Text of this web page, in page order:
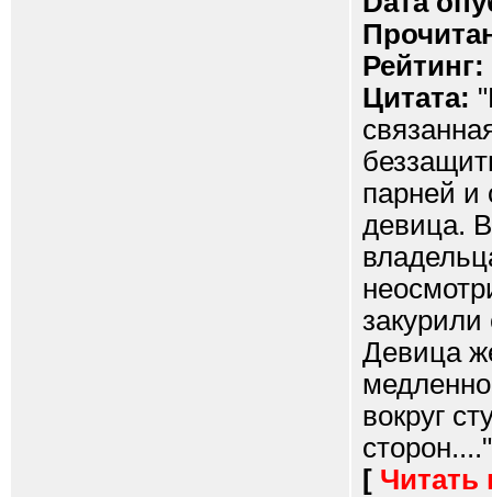
Рейтинг:
Цитата:
парней и
девица.
Девица
вокруг
сторон...."
[ Читать